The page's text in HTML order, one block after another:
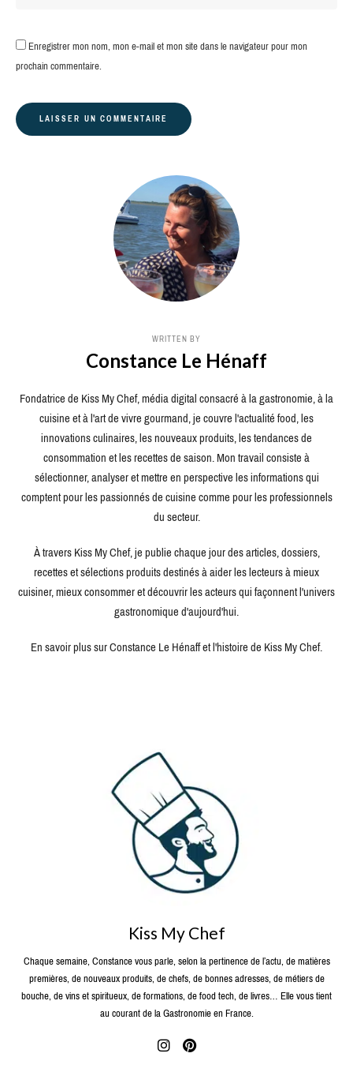
Enregistrer mon nom, mon e-mail et mon site dans le navigateur pour mon
prochain commentaire.
WRITTEN BY
Constance Le Hénaff
Fondatrice de Kiss My Chef, média digital consacré à la gastronomie, à la
cuisine et à l'art de vivre gourmand, je couvre l'actualité food, les
innovations culinaires, les nouveaux produits, les tendances de
consommation et les recettes de saison. Mon travail consiste à
sélectionner, analyser et mettre en perspective les informations qui
comptent pour les passionnés de cuisine comme pour les professionnels
du secteur.
À travers Kiss My Chef, je publie chaque jour des articles, dossiers,
recettes et sélections produits destinés à aider les lecteurs à mieux
cuisiner, mieux consommer et découvrir les acteurs qui façonnent l'univers
gastronomique d'aujourd'hui.
En savoir plus sur Constance Le Hénaff et l'histoire de Kiss My Chef.
Kiss My Chef
Chaque semaine, Constance vous parle, selon la pertinence de l’actu, de matières
premières, de nouveaux produits, de chefs, de bonnes adresses, de métiers de
bouche, de vins et spiritueux, de formations, de food tech, de livres… Elle vous tient
au courant de la Gastronomie en France.